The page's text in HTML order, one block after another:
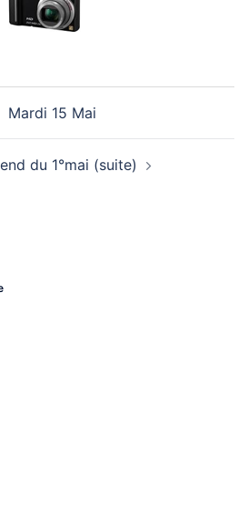
Mardi 15 Mai
du 1°mai (suite)